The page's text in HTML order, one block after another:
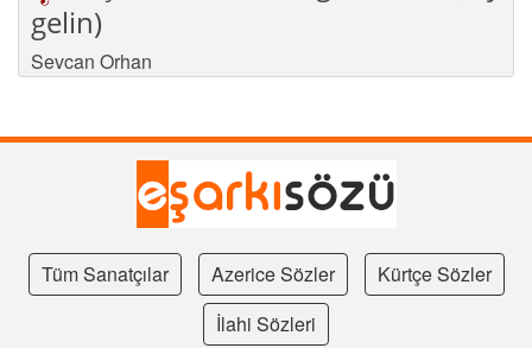
gelin)
Sevcan Orhan
Tüm Sanatçılar Azerice Sözler
Kürtçe Sözler
İlahi Sözleri